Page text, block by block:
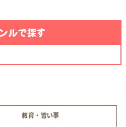
ルで探す
教育・習い事